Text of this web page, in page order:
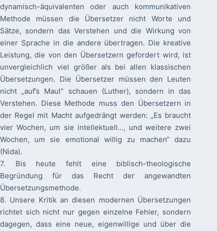
dynamisch-äquivalenten oder auch kommunikativen
Methode müssen die Übersetzer nicht Worte und
Sätze, sondern das Verstehen und die Wirkung von
einer Sprache in die andere übertragen. Die kreative
Leistung, die von den Übersetzern gefordert wird, ist
unvergleichlich viel größer als bei allen klassischen
Übersetzungen. Die Übersetzer müssen den Leuten
nicht „auf’s Maul“ schauen (Luther), sondern in das
Verstehen. Diese Methode muss den Übersetzern in
der Regel mit Macht aufgedrängt werden: „Es braucht
vier Wochen, um sie intellektuell…, und weitere zwei
Wochen, um sie emotional willig zu machen“ dazu
(Nida).
7. Bis heute fehlt eine biblisch-theologische
Begründung für das Recht der angewandten
Übersetzungsmethode.
8. Unsere Kritik an diesen modernen Übersetzungen
richtet sich nicht nur gegen einzelne Fehler, sondern
dagegen, dass eine neue, eigenwillige und über die